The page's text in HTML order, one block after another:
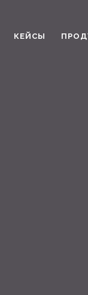
КЕЙСЫ